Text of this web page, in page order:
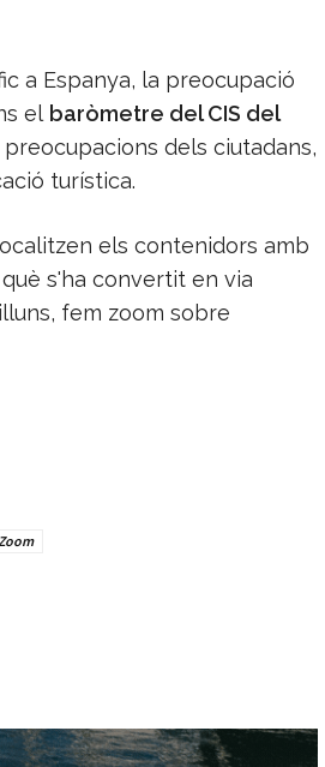
a Espanya, la preocupació
el baròmetre del CIS del
dels ciutadans,
turística.
els contenidors amb
s'ha convertit en via
fem zoom sobre